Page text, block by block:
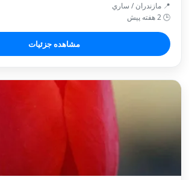
📍 مازندران / ساري
🕒 2 هفته پیش
مشاهده جزئیات